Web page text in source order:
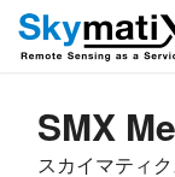
SMX
スカイマティ